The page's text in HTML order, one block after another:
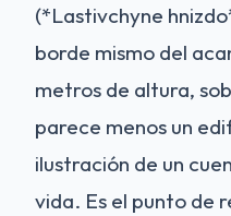
(*Lastivchyne
borde mismo del
metros de altura,
parece menos un
ilustración de un
vida. Es el punto de